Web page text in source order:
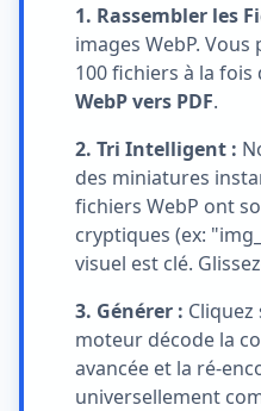
1. Rassembler les
images WebP.
100 fichiers à la
WebP vers PDF.
2. Tri Intelligent :
des miniatures
fichiers WebP ont
cryptiques (ex:
visuel est clé.
3. Générer :
moteur décode la
avancée et la ré-
universellement